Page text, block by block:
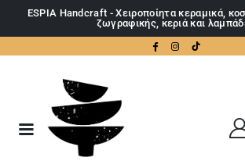
ESPIA Handcraft - Χειροποίητα κεραμικά,
ζωγραφικής, κεριά και